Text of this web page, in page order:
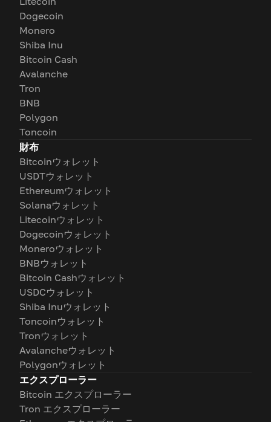
Dogecoin
Monero
Shiba Inu
Bitcoin Cash
Avalanche
Tron
BNB
Polygon
Toncoin
財布
Bitcoinウォレット
USDTウォレット
Ethereumウォレット
Solanaウォレット
Litecoinウォレット
Dogecoinウォレット
Moneroウォレット
BNBウォレット
Bitcoin Cashウォレット
USDCウォレット
Shiba Inuウォレット
Toncoinウォレット
Tronウォレット
Avalancheウォレット
Polygonウォレット
エクスプローラー
Bitcoin エクスプローラー
Tron エクスプローラー